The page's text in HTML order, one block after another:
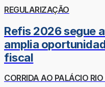
REGULARIZAÇÃO
Refis 2026 segue
amplia
fiscal
CORRIDA AO PALÁCIO